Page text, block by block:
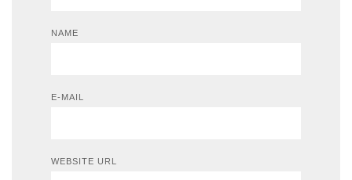
NAME
E-MAIL
WEBSITE URL